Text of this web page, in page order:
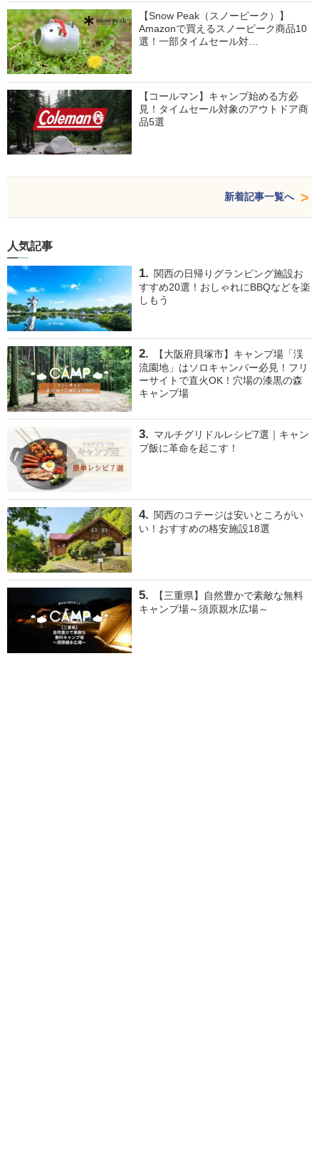
【Snow Peak（スノーピーク）】
Amazonで買えるスノーピーク商品10
選！一部タイムセール対…
【コールマン】キャンプ始める方必
見！タイムセール対象のアウトドア商
品5選
新着記事一覧へ
人気記事
関西の日帰りグランピング施設お
すすめ20選！おしゃれにBBQなどを楽
しもう
【大阪府貝塚市】キャンプ場「渓
流園地」はソロキャンパー必見！フリ
ーサイトで直火OK！穴場の漆黒の森
キャンプ場
マルチグリドルレシピ7選｜キャン
プ飯に革命を起こす！
関西のコテージは安いところがい
い！おすすめの格安施設18選
【三重県】自然豊かで素敵な無料
キャンプ場～須原親水広場～